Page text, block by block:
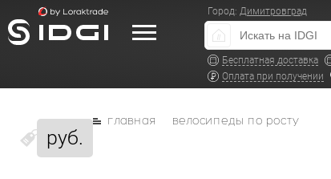
Город: Димитровград
Бесплатная доставка
Оплата при получении
руб.
главная велосипеды по росту